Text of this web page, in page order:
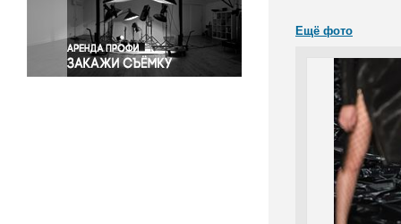
Экология
Экономика и бизнес
Ещё фото